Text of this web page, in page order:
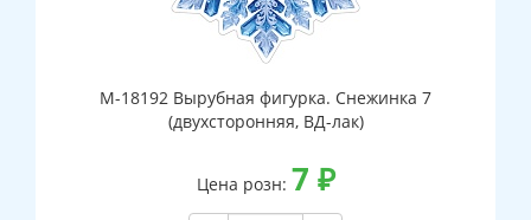
М-18192 Вырубная фигурка. Снежинка 7
(двухсторонняя, ВД-лак)
Цена розн: 7 ₽